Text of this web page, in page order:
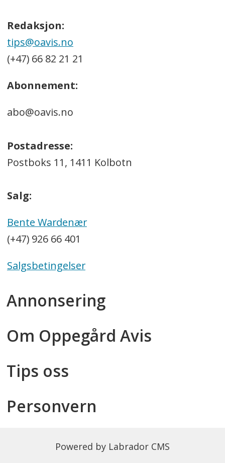
Redaksjon:
tips@oavis.no
(+47) 66 82 21 21
Abonnement:
abo@oavis.no
Postadresse:
Postboks 11, 1411 Kolbotn
Salg:
Bente Wardenær
(+47) 926 66 401
Salgsbetingelser
Annonsering
Om Oppegård Avis
Tips oss
Personvern
Powered by Labrador CMS